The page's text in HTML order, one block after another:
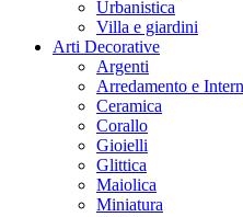
Urbanistica
Villa e giardini
Arti Decorative
Argenti
Arredamento e
Ceramica
Corallo
Gioielli
Glittica
Maiolica
Miniatura